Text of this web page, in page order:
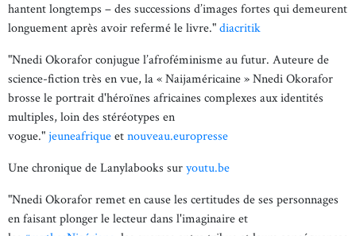
hantent longtemps – des successions d’images fortes qui demeurent
longuement après avoir refermé le livre."diacritik
"Nnedi Okorafor conjugue l’afroféminisme au futur. Auteure de
science-fiction très en vue, la « Naijaméricaine » Nnedi Okorafor
brosse le portrait d'héroïnes africaines complexes aux identités
multiples, loin des stéréotypes en
vogue."jeuneafriqueetnouveau.europresse
Une chronique de Lanylabooks suryoutu.be
"Nnedi Okorafor remet en cause les certitudes de ses personnages
en faisant plonger le lecteur dans l'imaginaire et